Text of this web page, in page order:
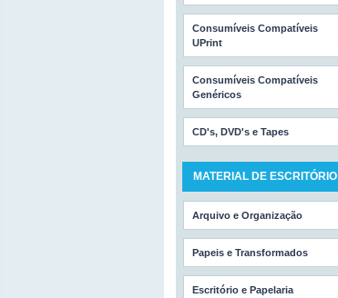
Consumíveis Compatíveis
UPrint
Consumíveis Compatíveis
Genéricos
CD's, DVD's e Tapes
MATERIAL DE ESCRITÓRIO
Arquivo e Organização
Papeis e Transformados
Escritório e Papelaria